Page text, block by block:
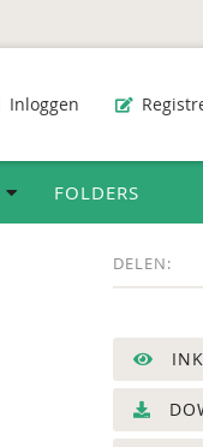
Inloggen
FOLDERS
DELEN: